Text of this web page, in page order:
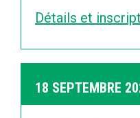
Détails et
18 SEPTEMBRE